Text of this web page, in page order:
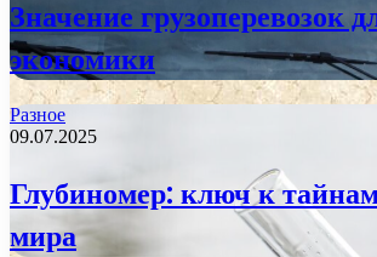
Значение грузоперевозок
экономики
Разное
09.07.2025
Глубиномер: ключ к
мира